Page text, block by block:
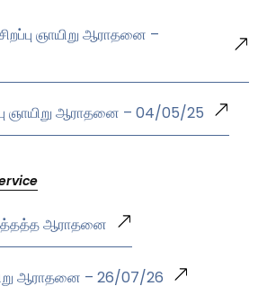
ஞாயிறு ஆராதனை –
ஞாயிறு ஆராதனை – 04/05/25
ஆராதனை
ஆராதனை – 26/07/26